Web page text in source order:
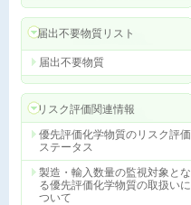
届出不要物質リスト
届出不要物質
リスク評価関連情報
優先評価化学物質のリスク評価
ステータス
製造・輸入数量の監視対象とな
る優先評価化学物質の取扱いに
ついて